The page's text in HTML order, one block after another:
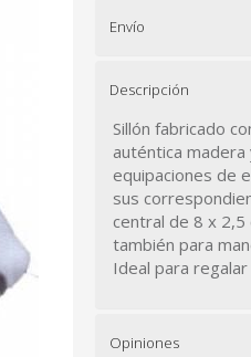
Envío
Descripción
Sillón fabricado
auténtica
equipaciones de
sus
central de 8 x
también para
Ideal para
Opiniones